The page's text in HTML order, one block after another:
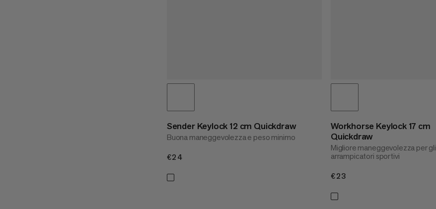
Sender Keylock 12 cm Quickdraw
Buona maneggevolezza e peso minimo
€24
Workhorse Keylock 17 cm
Quickdraw
Migliore maneggevolezza per gli
arrampicatori sportivi
€23